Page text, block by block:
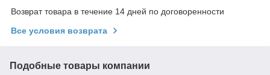
Возврат товара в течение 14 дней по договоренности
Все условия возврата
Подобные товары компании